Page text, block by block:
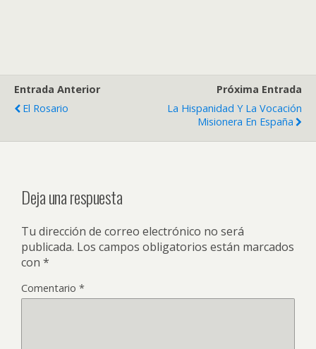
Entrada Anterior
El Rosario
Próxima Entrada
La Hispanidad Y La Vocación
Misionera En España
Deja una respuesta
Tu dirección de correo electrónico no será
publicada. Los campos obligatorios están marcados
con *
Comentario *